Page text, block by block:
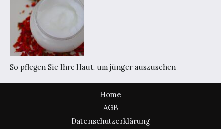
So pflegen Sie Ihre Haut, um jünger auszusehen
Home
AGB
Datenschutzerklärung